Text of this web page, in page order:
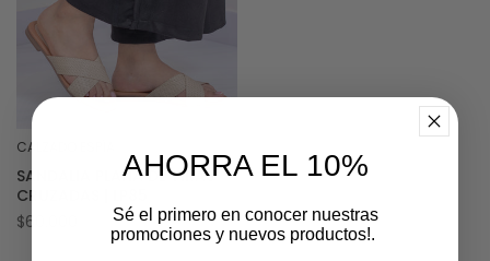
Proveedor:
CALZADO ESPÍA
SANDALIA PLANA DE TIRAS
CRUZADAS | LP85
Precio
$60.000
AHORRA EL 10%
Sé el primero en conocer nuestras
promociones y nuevos productos!.